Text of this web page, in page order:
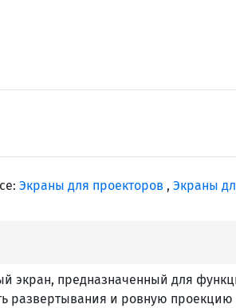
Экраны для проекторов , Экраны
экран, предназначенный для
развертывания и ровную